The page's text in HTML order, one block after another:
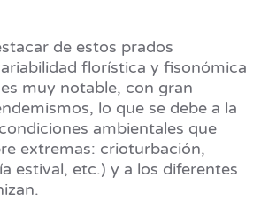
de estos prados
florística y fisonómica
muy notable, con gran
lo que se debe a la
ambientales que
extremas: crioturbación,
estival, etc.) y a los diferentes